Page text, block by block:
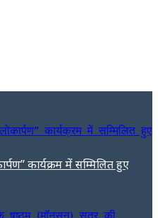
कार्यक्रम में सम्मिलित हुए